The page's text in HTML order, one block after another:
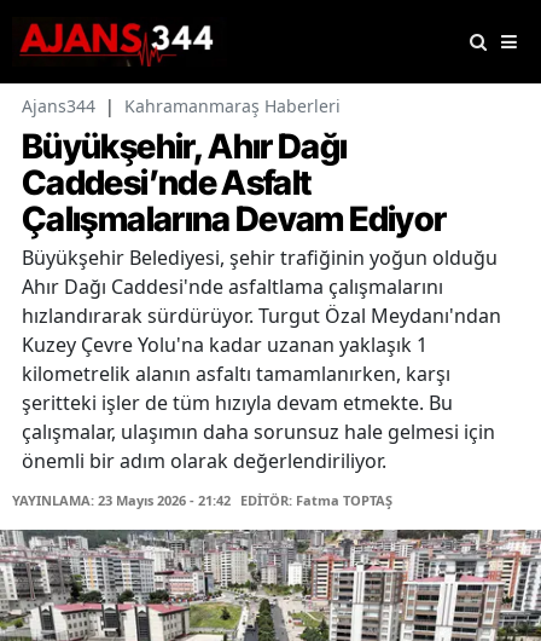
Ajans344 | Kahramanmaraş Haberleri
Büyükşehir, Ahır Dağı
Caddesi’nde Asfalt
Çalışmalarına Devam Ediyor
Büyükşehir Belediyesi, şehir trafiğinin yoğun olduğu
Ahır Dağı Caddesi'nde asfaltlama çalışmalarını
hızlandırarak sürdürüyor. Turgut Özal Meydanı'ndan
Kuzey Çevre Yolu'na kadar uzanan yaklaşık 1
kilometrelik alanın asfaltı tamamlanırken, karşı
şeritteki işler de tüm hızıyla devam etmekte. Bu
çalışmalar, ulaşımın daha sorunsuz hale gelmesi için
önemli bir adım olarak değerlendiriliyor.
YAYINLAMA: 23 Mayıs 2026 - 21:42 EDİTÖR: Fatma TOPTAŞ